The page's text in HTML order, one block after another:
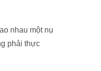
nhau một nụ
phải thực